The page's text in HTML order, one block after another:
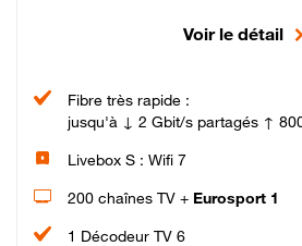
Voir le détail
Fibre très rapide :
jusqu'à ↓ 2 Gbit/s partagés ↑
Livebox S : Wifi 7
200 chaînes TV + Eurosport 1
1 Décodeur TV 6